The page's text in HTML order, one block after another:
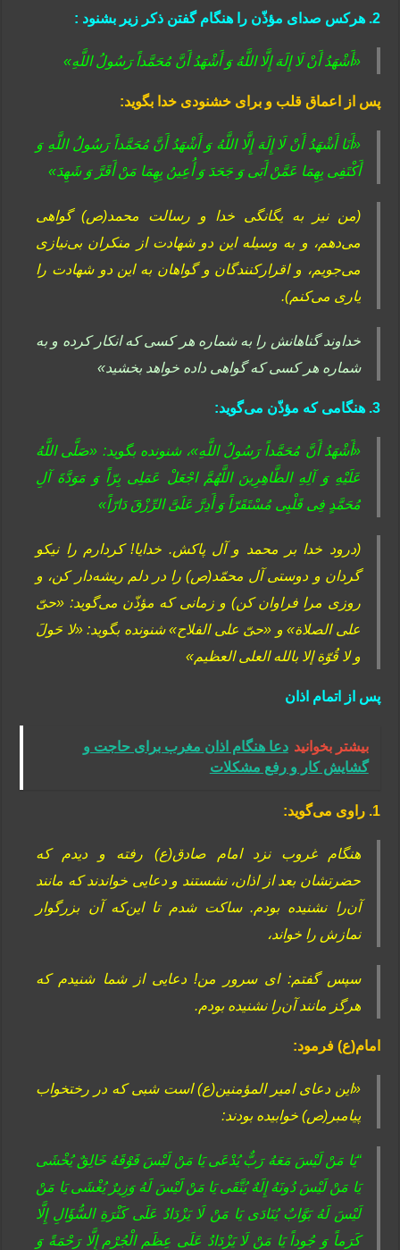
2. هرکس صدای مؤذّن را هنگام گفتن ذکر زیر بشنود :
«أَشْهَدُ أَنْ لَا إِلَهَ إِلَّا اللَّهُ وَ أَشْهَدُ أَنَّ مُحَمَّداً رَسُولُ اللَّهِ»
پس از اعماق قلب و براى خشنودى خدا بگوید:
«أَنَا أَشْهَدُ أَنْ لَا إِلَهَ إِلَّا اللَّهُ وَ أَشْهَدُ أَنَّ مُحَمَّداً رَسُولُ اللَّهِ وَ
أَکْتَفِی بِهِمَا عَمَّنْ أَبَى وَ جَحَدَ وَ أُعِینُ بِهِمَا مَنْ أَقَرَّ وَ شَهِدَ»
(من نیز به یگانگى خدا و رسالت محمد(ص) گواهى
می‌دهم، و به وسیله این دو شهادت از منکران بی‌نیازى
می‌جویم، و اقرارکنندگان و گواهان به این دو شهادت را
یارى می‌کنم).
خداوند گناهانش را به شماره هر کسى که انکار کرده و به
شماره هر کسى که گواهى داده خواهد بخشید»
3. هنگامی که مؤذّن می‌گوید:
«أَشْهَدُ أَنَّ مُحَمَّداً رَسُولُ اللَّهِ»، شنونده بگوید: «صَلَّى اللَّهُ
عَلَیْهِ وَ آلِهِ الطَّاهِرِینَ اللَّهُمَّ اجْعَلْ عَمَلِی بِرّاً وَ مَوَدَّةَ آلِ
مُحَمَّدٍ فِی قَلْبِی مُسْتَقَرّاً وَ أَدِرَّ عَلَیَّ الرِّزْقَ دَارّاً»
(درود خدا بر محمد و آل پاکش. خدایا! کردارم را نیکو
گردان و دوستی آل محمّد(ص) را در دلم ریشه‌دار کن، و
روزى مرا فراوان کن) و زمانی که مؤذّن می‌گوید: «حىّ
على الصلاة» و «حىّ على الفلاح» شنونده بگوید: «لا حَولَ
و لا قُوّة إلا بالله العلى العظیم»
پس از اتمام اذان
بیشتر بخوانید دعا هنگام اذان مغرب برای حاجت و
گشایش کار و رفع مشکلات
1. راوی می‌گوید:
هنگام غروب نزد امام صادق(ع) رفته و دیدم که
‌حضرتشان بعد از اذان، نشستند و دعایى ‌خواندند که مانند
آن‌را نشنیده بودم. ساکت شدم تا این‌که آن بزرگوار
نمازش را خواند،
سپس گفتم: اى سرور من! دعایى از شما شنیدم که
هرگز مانند آن‌را نشنیده بودم.
امام(ع) فرمود:
«این دعاى امیر المؤمنین(ع) است شبى که در رختخواب
پیامبر(ص) خوابیده بودند:
“یَا مَنْ لَیْسَ مَعَهُ رَبٌّ یُدْعَى یَا مَنْ لَیْسَ فَوْقَهُ خَالِقٌ یُخْشَى
یَا مَنْ لَیْسَ‏ دُونَهُ‏ إِلَهٌ‏ یُتَّقَى‏ یَا مَنْ‏ لَیْسَ‏ لَهُ‏ وَزِیرٌ یُغْشَى‏ یَا مَنْ‏
لَیْسَ‏ لَهُ‏ بَوَّابٌ‏ یُنَادَى‏ یَا مَنْ لَا یَزْدَادُ عَلَى کَثْرَةِ السُّؤَالِ إِلَّا
کَرَماً وَ جُوداً یَا مَنْ لَا یَزْدَادُ عَلَى عِظَمِ الْجُرْمِ إِلَّا رَحْمَةً وَ